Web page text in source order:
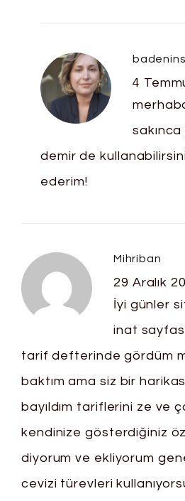
4
demir de
ederim!
Mihriban
29 Aralık
İyi günler
inat
tarif defterinde gördüm
baktım ama siz bir
bayıldım tariflerini ze ve
kendinize gösterdiğiniz
diyorum ve ekliyorum
cevizi türevleri